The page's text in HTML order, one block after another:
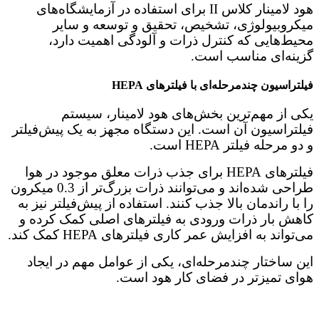
هود لامینار کلاس II برای استفاده در آزمایشگاه‌های
میکروبیولوژی، تشخیص، تحقیق و توسعه و سایر
محیط‌هایی که کنترل ذرات و آلودگی اهمیت دارد،
گزینه‌ای مناسب است.
فیلتراسیون چندمرحله‌ای با فیلترهای HEPA
یکی از مهم‌ترین بخش‌های هود لامینار، سیستم
فیلتراسیون آن است. این دستگاه مجهز به یک پیش‌فیلتر
و دو مرحله فیلتر HEPA است.
فیلترهای HEPA برای جذب ذرات معلق موجود در هوا
طراحی شده‌اند و می‌توانند ذرات بزرگ‌تر از 0.3 میکرون
را با راندمان بالا جذب کنند. استفاده از پیش‌فیلتر نیز به
کاهش بار ذرات ورودی به فیلترهای اصلی کمک کرده و
می‌تواند به افزایش عمر کاری فیلترهای HEPA کمک کند.
این ساختار چندمرحله‌ای، یکی از عوامل مهم در ایجاد
هوای تمیزتر در فضای کار هود است.